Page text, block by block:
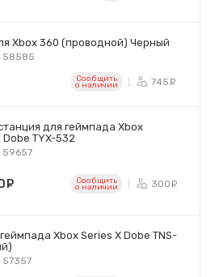
Xbox 360 (проводной) Черный
58585
Сообщить
o наличии 745
для геймпада Xbox
TYX-532
59657
руб.Сообщить
o наличии 300
Xbox Series X Dobe TNS-
57357